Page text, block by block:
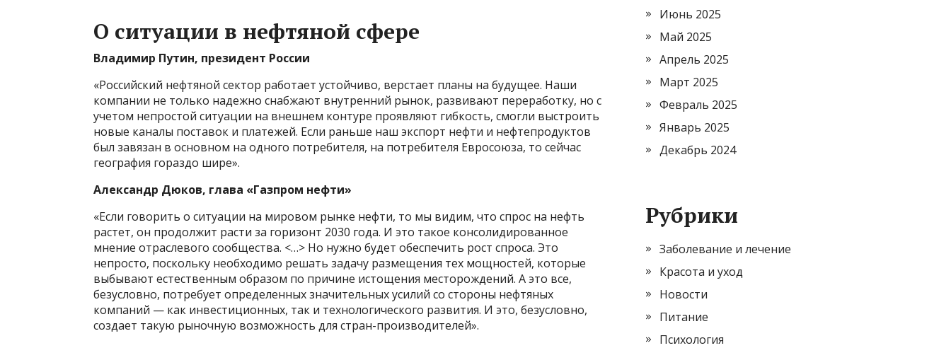
О ситуации в нефтяной сфере
Владимир Путин, президент России
«Российский нефтяной сектор работает устойчиво, верстает планы на будущее. Наши
компании не только надежно снабжают внутренний рынок, развивают переработку, но с
учетом непростой ситуации на внешнем контуре проявляют гибкость, смогли выстроить
новые каналы поставок и платежей. Если раньше наш экспорт нефти и нефтепродуктов
был завязан в основном на одного потребителя, на потребителя Евросоюза, то сейчас
география гораздо шире».
Александр Дюков, глава «Газпром нефти»
«Если говорить о ситуации на мировом рынке нефти, то мы видим, что спрос на нефть
растет, он продолжит расти за горизонт 2030 года. И это такое консолидированное
мнение отраслевого сообщества. <…> Но нужно будет обеспечить рост спроса. Это
непросто, поскольку необходимо решать задачу размещения тех мощностей, которые
выбывают естественным образом по причине истощения месторождений. А это все,
безусловно, потребует определенных значительных усилий со стороны нефтяных
компаний — как инвестиционных, так и технологического развития. И это, безусловно,
создает такую рыночную возможность для стран-производителей».
Июнь 2025
Май 2025
Апрель 2025
Март 2025
Февраль 2025
Январь 2025
Декабрь 2024
Рубрики
Заболевание и лечение
Красота и уход
Новости
Питание
Психология